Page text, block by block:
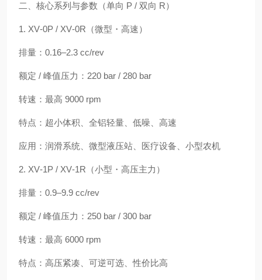
二、核心系列与参数（单向 P / 双向 R）
1. XV‑0P / XV‑0R（微型・高速）
排量：0.16–2.3 cc/rev
额定 / 峰值压力：220 bar / 280 bar
转速：最高 9000 rpm
特点：超小体积、全铝轻量、低噪、高速
应用：润滑系统、微型液压站、医疗设备、小型农机
2. XV‑1P / XV‑1R（小型・高压主力）
排量：0.9–9.9 cc/rev
额定 / 峰值压力：250 bar / 300 bar
转速：最高 6000 rpm
特点：高压紧凑、可逆可选、性价比高